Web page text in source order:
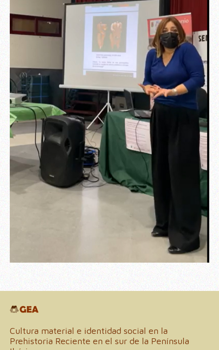
Cultura material e identidad social en la
Prehistoria Reciente en el sur de la Península